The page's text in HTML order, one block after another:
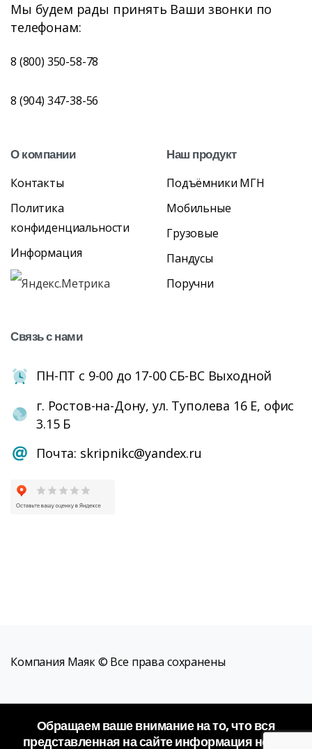
Мы будем рады принять Ваши звонки по
телефонам:
8 (800) 350-58-78
8 (904) 347-38-56
Окомпании
Контакты
Политика
конфиденциальности
Информация
Наш продукт
Подъёмники МГН
Мобильные
Грузовые
Пандусы
Поручни
Связьснами
ПН-ПТ с 9-00 до 17-00 СБ-ВС Выходной
г. Ростов-на-Дону, ул. Туполева 16 Е, офис
3.15 Б
Почта: skripnikc@yandex.ru
Компания Маяк © Все права сохранены
Обращаем ваше внимание на то, что вся
представленная на сайте информация носит